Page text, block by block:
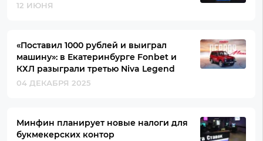
12 ИЮНЯ
«Поставил 1000 рублей и выиграл
машину»: в Екатеринбурге Fonbet и
КХЛ разыграли третью Niva Legend
04 ДЕКАБРЯ 2025
Минфин планирует новые налоги для
букмекерских контор